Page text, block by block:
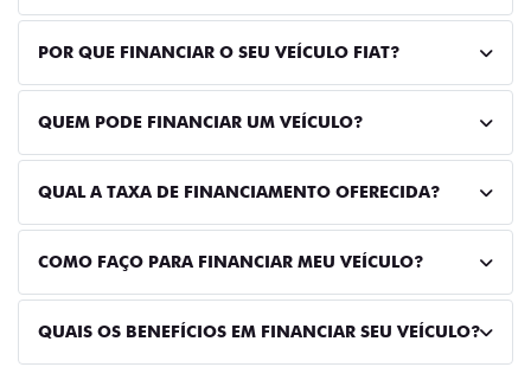
POR QUE FINANCIAR O SEU VEÍCULO FIAT?
QUEM PODE FINANCIAR UM VEÍCULO?
QUAL A TAXA DE FINANCIAMENTO OFERECIDA?
COMO FAÇO PARA FINANCIAR MEU VEÍCULO?
QUAIS OS BENEFÍCIOS EM FINANCIAR SEU VEÍCULO?